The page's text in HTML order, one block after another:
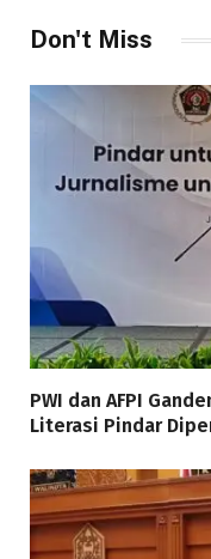
Don't Miss
PWI dan AFPI
Literasi Pindar